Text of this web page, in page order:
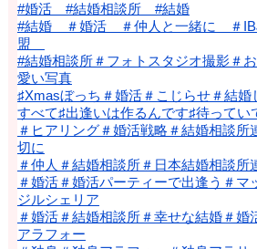
#婚活 #結婚相談所 #結婚
#結婚 ＃婚活 ＃仲人と一緒に ＃
盟
#結婚相談所＃フォトスタジオ撮影＃
愛い写真
♯Xmasぼっち＃婚活＃こじらせ＃結婚
すべて♯出逢いは作るんです♯待ってい
＃ヒアリング＃婚活戦略＃結婚相談所
切に
＃仲人＃結婚相談所＃日本結婚相談所
＃婚活＃婚活パーティーで出逢う＃マ
ジルシェリア
＃婚活＃結婚相談所＃幸せな結婚＃婚
アラフォー